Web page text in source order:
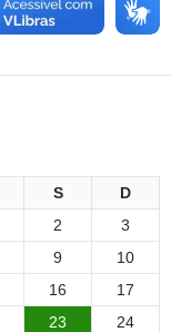
S
D
2
3
9
10
16
17
23
24